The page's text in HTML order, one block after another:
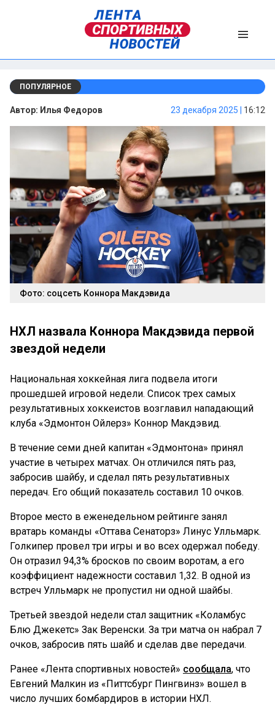
ПОПУЛЯРНОЕ
Автор: Илья Федоров 23 декабря 2025 | 16:12
Фото: соцсеть Коннора Макдэвида
НХЛ назвала Коннора Макдэвида первой
звездой недели
Национальная хоккейная лига подвела итоги
прошедшей игровой недели. Список трех самых
результативных хоккеистов возглавил нападающий
клуба «Эдмонтон Ойлерз» Коннор Макдэвид.
В течение семи дней капитан «Эдмонтона» принял
участие в четырех матчах. Он отличился пять раз,
забросив шайбу, и сделал пять результативных
передач. Его общий показатель составил 10 очков.
Второе место в еженедельном рейтинге занял
вратарь команды «Оттава Сенаторз» Линус Улльмарк.
Голкипер провел три игры и во всех одержал победу.
Он отразил 94,3% бросков по своим воротам, а его
коэффициент надежности составил 1,32. В одной из
встреч Улльмарк не пропустил ни одной шайбы.
Третьей звездой недели стал защитник «Коламбус
Блю Джекетс» Зак Веренски. За три матча он набрал 7
очков, забросив пять шайб и сделав две передачи.
Ранее «Лента спортивных новостей» сообщала, что
Евгений Малкин из «Питтсбург Пингвинз» вошел в
число лучших бомбардиров в истории НХЛ.